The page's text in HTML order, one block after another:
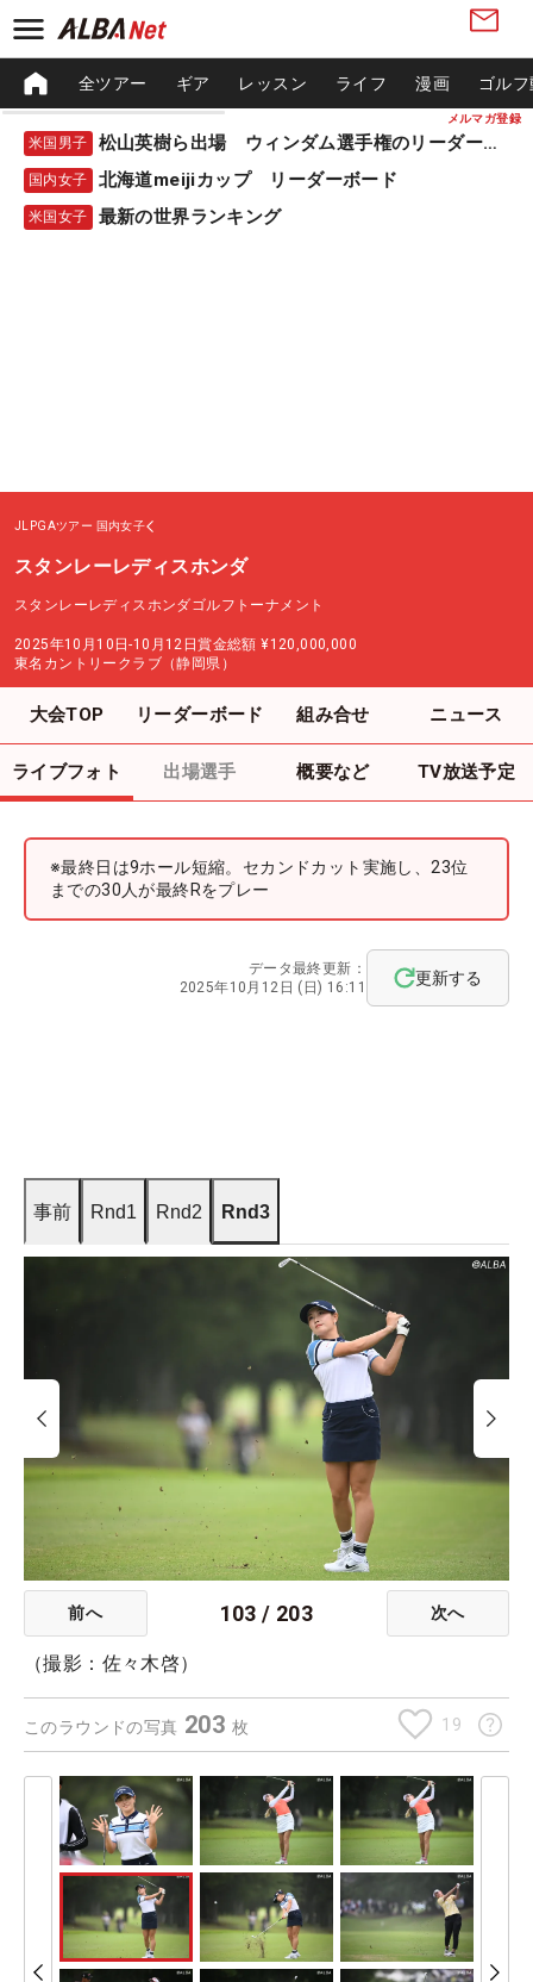
メルマガ登録
全ツアー ギア レッスン ライフ 漫画 ゴル
米国男子 松山英樹ら出場 ウィンダム選手権のリーダーボード
国内女子 北海道meijiカップ リーダーボード
米国女子 最新の世界ランキング
JLPGAツアー 国内女子
スタンレーレディスホンダ
スタンレーレディスホンダゴルフトーナメント
2025年10月10日-10月12日賞金総額 ¥120,000,000
東名カントリークラブ（静岡県）
大会TOP リーダーボード 組み合せ ニュース
ライブフォト 出場選手 概要など TV放送予定
※最終日は9ホール短縮。セカンドカット実施し、23位
までの30人が最終Rをプレー
データ最終更新：
2025年10月12日 (日) 16:11
更新する
事前 Rnd1 Rnd2 Rnd3
前へ 103 / 203 次へ
（撮影：佐々木啓）
このラウンドの写真 203 枚 19